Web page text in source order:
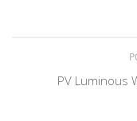
PV Luminous